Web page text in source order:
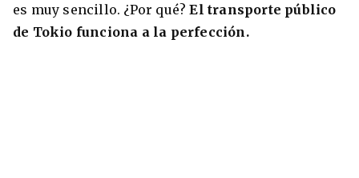
es muy sencillo. ¿Por qué? El transporte público
de Tokio funciona a la perfección.